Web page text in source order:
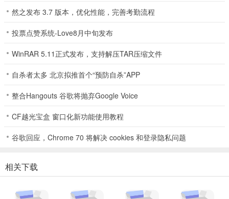
然之发布 3.7 版本，优化性能，完善考勤流程
投票点赞系统-Love8月中旬发布
WinRAR 5.11正式发布，支持解压TAR压缩文件
自杀者太多 北京拟推首个“预防自杀”APP
整合Hangouts 谷歌将抛弃Google Voice
CF越光宝盒 窗口化新功能使用教程
谷歌回应，Chrome 70 将解决 cookies 和登录隐私问题
相关下载